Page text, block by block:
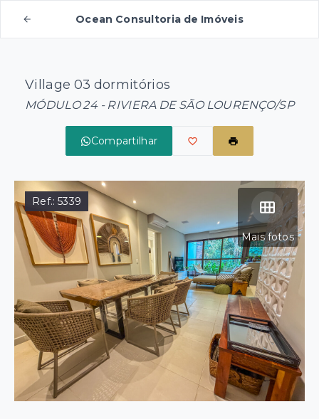
Ocean Consultoria de Imóveis
Village 03 dormitórios
MÓDULO 24 - RIVIERA DE SÃO LOURENÇO/SP
Compartilhar
Mais fotos
Ref.:5339